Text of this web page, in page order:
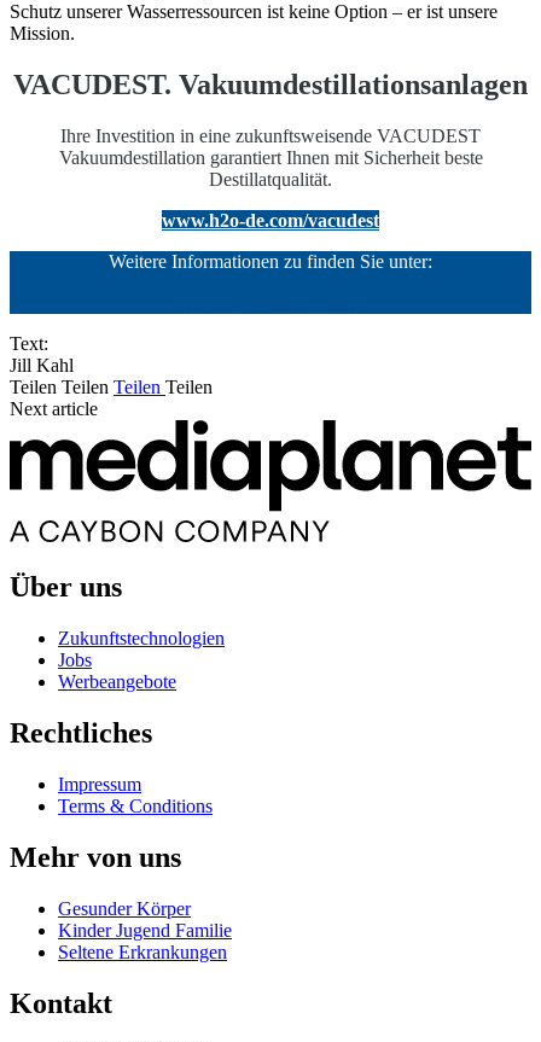
Schutz unserer Wasserressourcen ist keine Option – er ist unsere
Mission.
VACUDEST. Vakuumdestillationsanlagen
Ihre Investition in eine zukunftsweisende VACUDEST
Vakuumdestillation garantiert Ihnen mit Sicherheit beste
Destillatqualität.
www.h2o-de.com/vacudest
Weitere Informationen zu finden Sie unter:
Text:
Jill Kahl
Teilen Teilen Teilen Teilen
Next article
Über uns
Zukunftstechnologien
Jobs
Werbeangebote
Rechtliches
Impressum
Terms & Conditions
Mehr von uns
Gesunder Körper
Kinder Jugend Familie
Seltene Erkrankungen
Kontakt